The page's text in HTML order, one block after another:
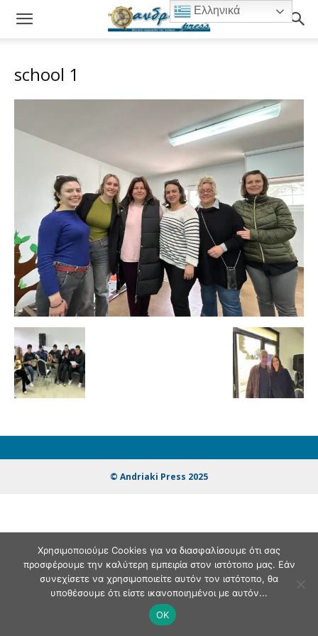
school 1
© Andriaki Press 2025
Ελληνικά
Χρησιμοποιούμε Cookies για να διασφαλίσουμε ότι σας
προσφέρουμε την καλύτερη εμπειρία στον ιστότοπο μας. Εάν
συνεχίσετε να χρησιμοποιείτε αυτόν τον ιστότοπο, θα
υποθέσουμε ότι είστε ικανοποιημένοι με αυτόν...
OK